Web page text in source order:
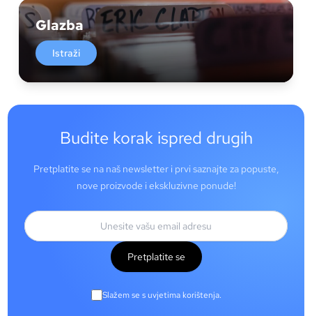
Glazba
Istraži
Budite korak ispred drugih
Pretplatite se na naš newsletter i prvi saznajte za popuste,
nove proizvode i ekskluzivne ponude!
Pretplatite se
Slažem se s uvjetima korištenja.